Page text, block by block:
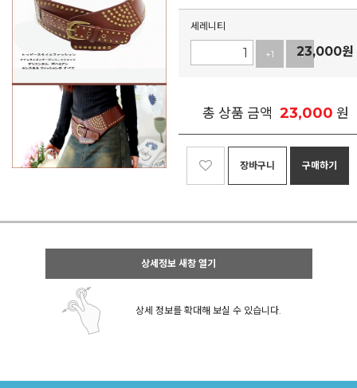
세레니티
+1 -1
23,000원
총 상품 금액 23,000 원
장바구니 구매하기
상세정보 새창 열기
상세 정보를 확대해 보실 수 있습니다.